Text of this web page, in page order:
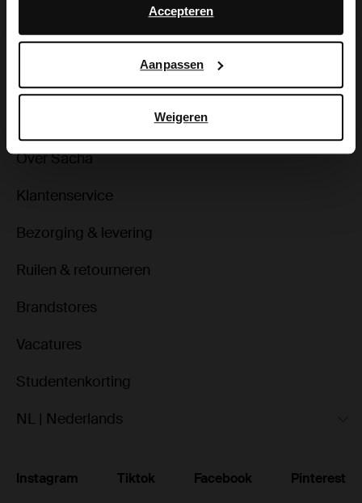
advertentie- en meetdoeleinden. Meer informatie over
hoe Google uw persoonsgegevens gebruikt, vindt u op
Accepteren
Aanpassen
Weigeren
Over Sacha
Klantenservice
Bezorging & levering
Ruilen & retourneren
Brandstores
Vacatures
Studentenkorting
NL | Nederlands
Instagram Tiktok Facebook Pinterest